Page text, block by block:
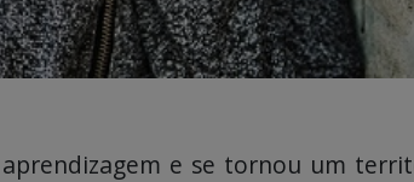
e se tornou um